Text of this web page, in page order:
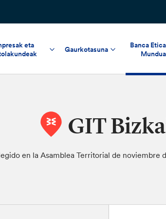
eta
Gaurkotasuna
Banca
Mundua
GIT
en la Asamblea Territorial de